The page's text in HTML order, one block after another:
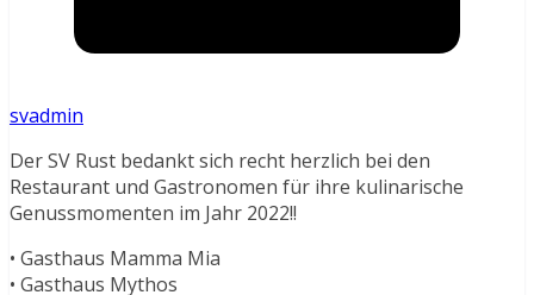
svadmin
Der SV Rust bedankt sich recht herzlich bei den
Restaurant und Gastronomen für ihre kulinarische
Genussmomenten im Jahr 2022!!
• Gasthaus Mamma Mia
• Gasthaus Mythos